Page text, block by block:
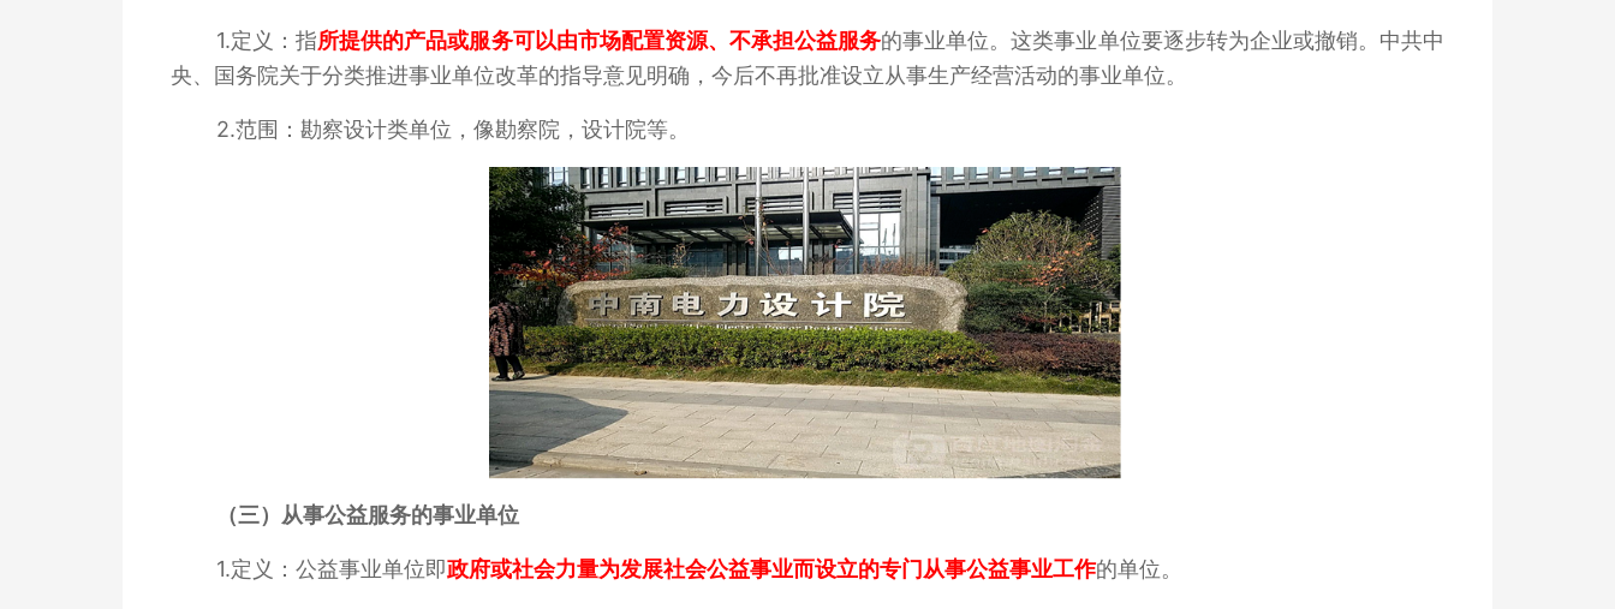
1.定义：指所提供的产品或服务可以由市场配置资源、不承担公益服务的事业单位。这类事业单位要逐步转为企业或撤销。中共中
央、国务院关于分类推进事业单位改革的指导意见明确，今后不再批准设立从事生产经营活动的事业单位。
2.范围：勘察设计类单位，像勘察院，设计院等。
（三）从事公益服务的事业单位
1.定义：公益事业单位即政府或社会力量为发展社会公益事业而设立的专门从事公益事业工作的单位。